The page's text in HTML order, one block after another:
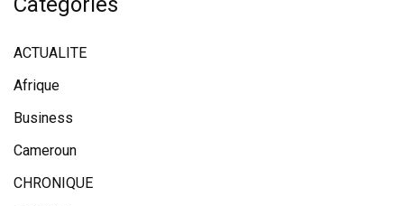
ACTUALITE
Afrique
Business
Cameroun
CHRONIQUE